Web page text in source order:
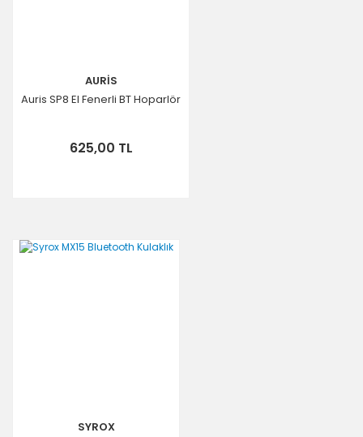
AURİS
Auris SP8 El Fenerli BT Hoparlör
625,00 TL
SYROX